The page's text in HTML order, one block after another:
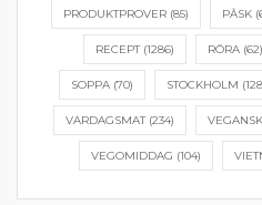
PRODUKTPROVER(85) PÅSK
RECEPT(1286) RÖRA (62)
SOPPA(70) STOCKHOLM
VARDAGSMAT(234)
VEGOMIDDAG (104)